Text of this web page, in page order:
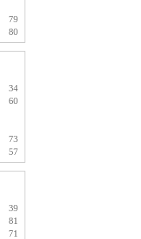
79
80
34
60
73
57
39
81
71